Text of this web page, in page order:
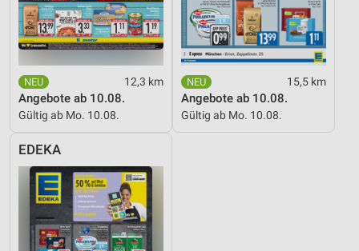
12,3 km
Angebote ab 10.08.
Gültig ab Mo. 10.08.
15,5 km
Angebote ab 10.08.
Gültig ab Mo. 10.08.
EDEKA